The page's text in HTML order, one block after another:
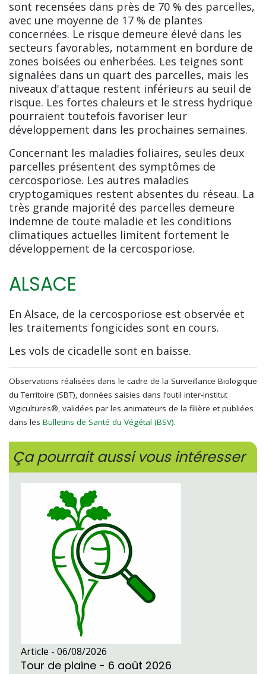
sont recensées dans près de 70 % des parcelles,
avec une moyenne de 17 % de plantes
concernées. Le risque demeure élevé dans les
secteurs favorables, notamment en bordure de
zones boisées ou enherbées. Les teignes sont
signalées dans un quart des parcelles, mais les
niveaux d'attaque restent inférieurs au seuil de
risque. Les fortes chaleurs et le stress hydrique
pourraient toutefois favoriser leur
développement dans les prochaines semaines.
Concernant les maladies foliaires, seules deux
parcelles présentent des symptômes de
cercosporiose. Les autres maladies
cryptogamiques restent absentes du réseau. La
très grande majorité des parcelles demeure
indemne de toute maladie et les conditions
climatiques actuelles limitent fortement le
développement de la cercosporiose.
ALSACE
En Alsace, de la cercosporiose est observée et
les traitements fongicides sont en cours.
Les vols de cicadelle sont en baisse.
Observations réalisées dans le cadre de la Surveillance Biologique
du Territoire (SBT), données saisies dans l’outil inter-institut
Vigicultures®, validées par les animateurs de la filière et publiées
dans les Bulletins de Santé du Végétal (BSV).
Ça pourrait aussi vous intéresser
Article - 06/08/2026
Tour de plaine - 6 août 2026